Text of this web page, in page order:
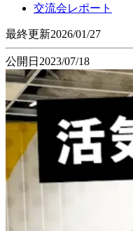
交流会レポート
最終更新2026/01/27
公開日 2023/07/18